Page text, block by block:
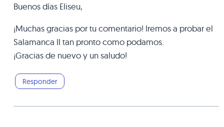
Buenos días Eliseu,
¡Muchas gracias por tu comentario! Iremos a probar el
Salamanca II tan pronto como podamos.
¡Gracias de nuevo y un saludo!
Responder